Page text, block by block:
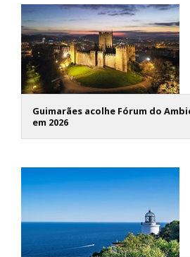
Guimarães acolhe Fórum do
em 2026